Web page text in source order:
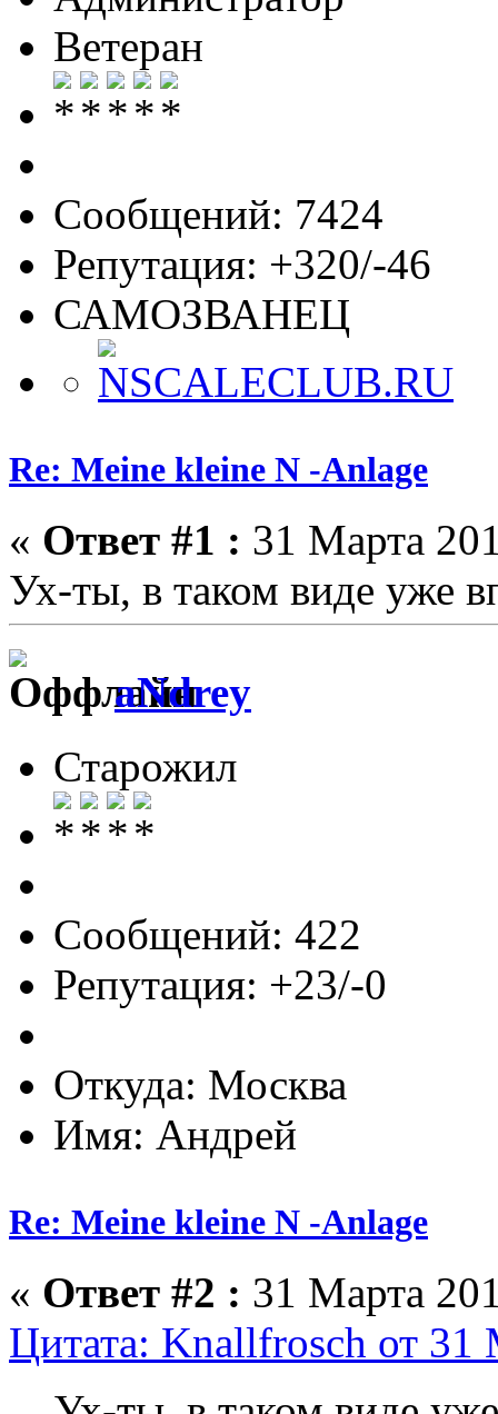
Ветеран
Сообщений: 7424
Репутация: +320/-46
САМОЗВАНЕЦ
Re: Meine kleine N -Anlage
« Ответ #1 : 31 Марта
Ух-ты, в таком виде уже
aNdrey
Старожил
Сообщений: 422
Репутация: +23/-0
Откуда: Москва
Имя: Андрей
Re: Meine kleine N -Anlage
« Ответ #2 : 31 Марта
Цитата: Knallfrosch от 31